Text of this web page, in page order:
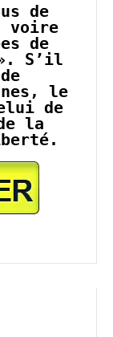
de
voire
de
S’il
le
de
la